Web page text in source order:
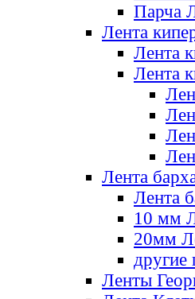
Парча
Лента
Лента
Лента
Лента
Лента
10 мм
20мм
другие
Ленты